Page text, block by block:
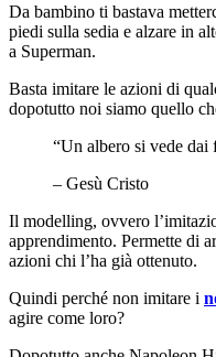
Da bambino ti bastava
piedi sulla sedia e alzare in
a Superman.
Basta imitare le azioni di
dopotutto noi siamo quello
“Un albero si vede dai
– Gesù Cristo
Il modelling, ovvero
apprendimento. Permette di
azioni chi l’ha già ottenuto.
Quindi perché non imitare i
agire come loro?